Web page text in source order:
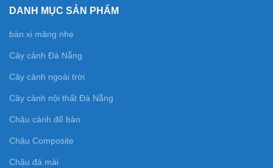
DANH MỤC SẢN PHẨM
bàn xi măng nhẹ
Cây cảnh Đà Nẵng
Cây cảnh ngoài trời
Cây cảnh nội thất Đà Nẵng
Chậu cảnh để bàn
Chậu Composite
Chậu đá mài